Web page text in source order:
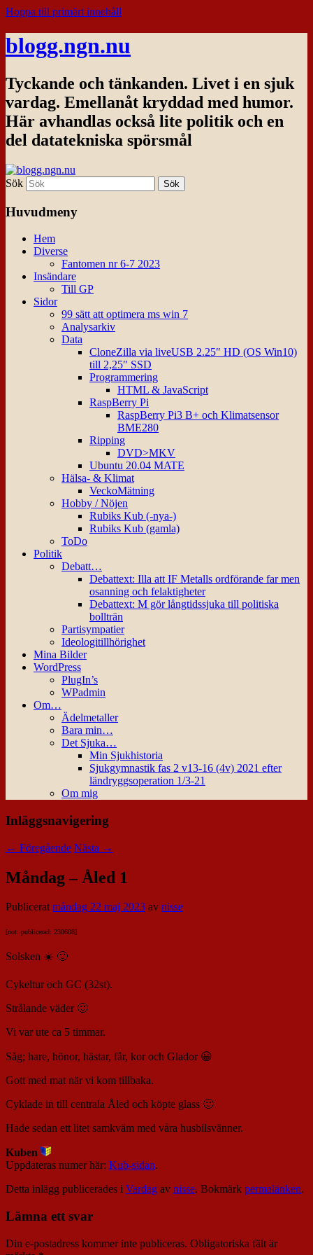
Hoppa till primärt innehåll
blogg.ngn.nu
Tyckande och tänkanden. Livet i en sjuk
vardag. Emellanåt kryddad med humor.
Här avhandlas också lite politik och en
del datatekniska spörsmål
Sök
Huvudmeny
Hem
Diverse
Fantomen nr 6-7 2023
Insändare
Till GP
Sidor
99 sätt att optimera ms win 7
Analysarkiv
Data
CloneZilla via liveUSB 2.25″ HD (OS Win10)
till 2,25″ SSD
Programmering
HTML & JavaScript
RaspBerry Pi
RaspBerry Pi3 B+ och Klimatsensor
BME280
Ripping
DVD>MKV
Ubuntu 20.04 MATE
Hälsa- & Klimat
VeckoMätning
Hobby / Nöjen
Rubiks Kub (-nya-)
Rubiks Kub (gamla)
ToDo
Politik
Debatt…
Debattext: Illa att IF Metalls ordförande far men
osanning och felaktigheter
Debattext: M gör långtidssjuka till politiska
bollträn
Partisympatier
Ideologitillhörighet
Mina Bilder
WordPress
PlugIn’s
WPadmin
Om…
Ädelmetaller
Bara min…
Det Sjuka…
Min Sjukhistoria
Sjukgymnastik fas 2 v13-16 (4v) 2021 efter
ländryggsoperation 1/3-21
Om mig
Inläggsnavigering
← Föregående Nästa →
Måndag – Åled 1
Publiceratmåndag 22 maj 2023 av nisse
[not: publicerad: 230608]
Solsken ☀️ 🙂
Cykeltur och GC (32st).
Strålande väder 🙂
Vi var ute ca 5 timmar.
Såg; hare, hönor, hästar, får, kor och Glador 😀
Gott med mat när vi kom tillbaka.
Cyklade in till centrala Åled och köpte glass 🙂
Hade sedan ett litet samkväm med våra husbilsvänner.
Kuben
Uppdateras numer här: Kub-sidan.
Detta inlägg publicerades i Vardag av nisse. Bokmärk permalänken.
Lämna ett svar
Din e-postadress kommer inte publiceras. Obligatoriska fält är